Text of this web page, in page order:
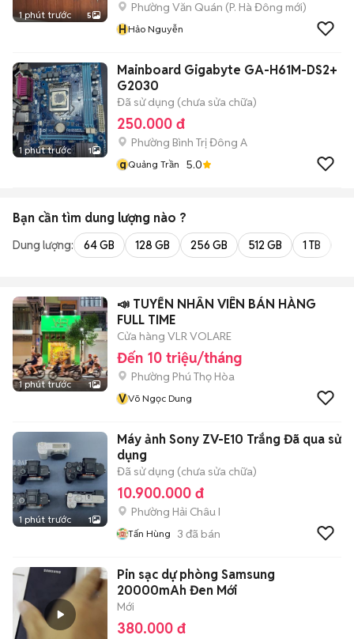
1 phút trước 5
Phường Văn Quán (P. Hà Đông mới)
HHảo Nguyễn
1 phút trước 1
Mainboard Gigabyte GA-H61M-DS2+
G2030
Đã sử dụng (chưa sửa chữa)
250.000 đ
Phường Bình Trị Đông A
qQuảng Trần 5.0
Bạn cần tìm dung lượng nào ?
Dung lượng: 64 GB 128 GB 256 GB 512 GB 1 TB
1 phút trước 1
📣 TUYỂN NHÂN VIÊN BÁN HÀNG
FULL TIME
Cửa hàng VLR VOLARE
Đến 10 triệu/tháng
Phường Phú Thọ Hòa
VVõ Ngọc Dung
1 phút trước 1
Máy ảnh Sony ZV-E10 Trắng Đã qua sử
dụng
Đã sử dụng (chưa sửa chữa)
10.900.000 đ
Phường Hải Châu I
Tấn Hùng 3 đã bán
Pin sạc dự phòng Samsung
20000mAh Đen Mới
Mới
380.000 đ